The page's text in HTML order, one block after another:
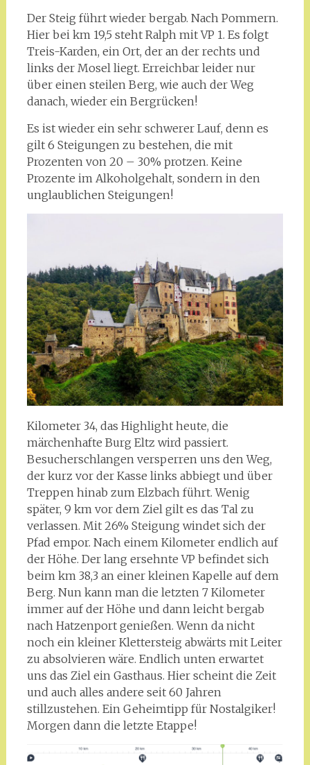
Der Steig führt wieder bergab. Nach Pommern.
Hier bei km 19,5 steht Ralph mit VP 1. Es folgt
Treis-Karden, ein Ort, der an der rechts und
links der Mosel liegt. Erreichbar leider nur
über einen steilen Berg, wie auch der Weg
danach, wieder ein Bergrücken!
Es ist wieder ein sehr schwerer Lauf, denn es
gilt 6 Steigungen zu bestehen, die mit
Prozenten von 20 – 30% protzen. Keine
Prozente im Alkoholgehalt, sondern in den
unglaublichen Steigungen!
Kilometer 34, das Highlight heute, die
märchenhafte Burg Eltz wird passiert.
Besucherschlangen versperren uns den Weg,
der kurz vor der Kasse links abbiegt und über
Treppen hinab zum Elzbach führt. Wenig
später, 9 km vor dem Ziel gilt es das Tal zu
verlassen. Mit 26% Steigung windet sich der
Pfad empor. Nach einem Kilometer endlich auf
der Höhe. Der lang ersehnte VP befindet sich
beim km 38,3 an einer kleinen Kapelle auf dem
Berg. Nun kann man die letzten 7 Kilometer
immer auf der Höhe und dann leicht bergab
nach Hatzenport genießen. Wenn da nicht
noch ein kleiner Klettersteig abwärts mit Leiter
zu absolvieren wäre. Endlich unten erwartet
uns das Ziel ein Gasthaus. Hier scheint die Zeit
und auch alles andere seit 60 Jahren
stillzustehen. Ein Geheimtipp für Nostalgiker!
Morgen dann die letzte Etappe!